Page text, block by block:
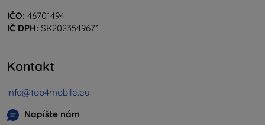
IČO: 46701494
IČ DPH: SK2023549671
Kontakt
info@top4mobile.eu
Napíšte nám